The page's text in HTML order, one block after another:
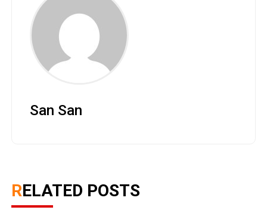
San San
RELATED POSTS